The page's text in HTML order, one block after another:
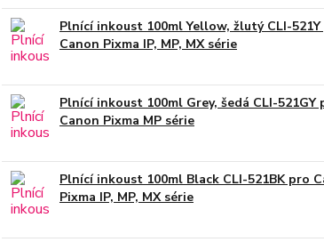
Plnící inkoust 100ml Yellow, žlutý CLI-
Canon Pixma IP, MP, MX série
Plnící inkoust 100ml Grey, šedá CLI-521GY
Canon Pixma MP série
Plnící inkoust 100ml Black CLI-521BK pro
Pixma IP, MP, MX série